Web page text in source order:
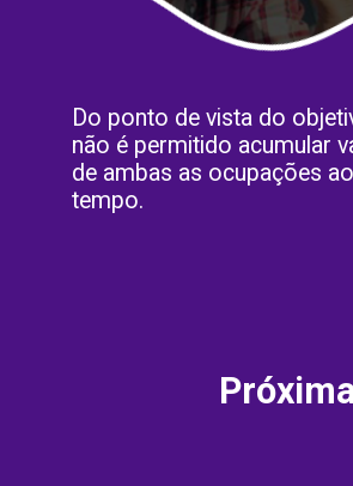
Do ponto de vista do
não é permitido acumular
de ambas as ocupações
tempo.